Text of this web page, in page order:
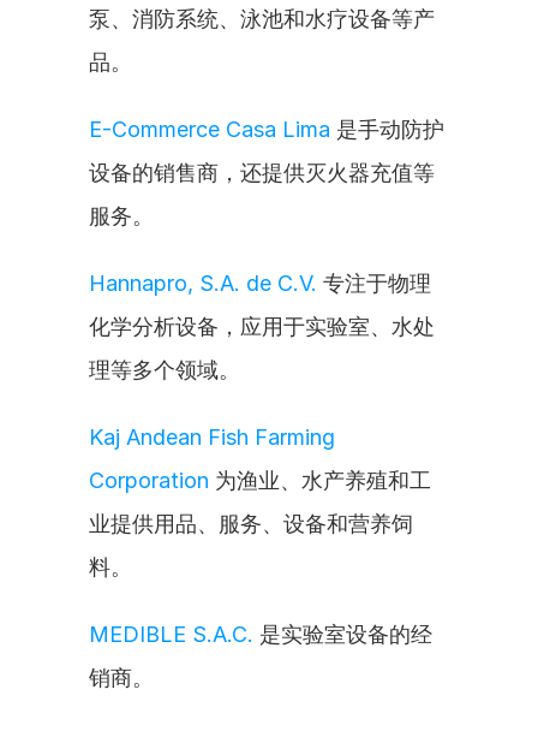
泵、消防系统、泳池和水疗设备等产
品。
E-Commerce Casa Lima 是手动防护
设备的销售商，还提供灭火器充值等
服务。
Hannapro, S.A. de C.V. 专注于物理
化学分析设备，应用于实验室、水处
理等多个领域。
Kaj Andean Fish Farming
Corporation 为渔业、水产养殖和工
业提供用品、服务、设备和营养饲
料。
MEDIBLE S.A.C. 是实验室设备的经
销商。